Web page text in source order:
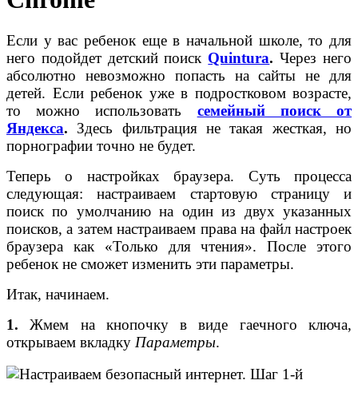
Если у вас ребенок еще в начальной школе, то для
него подойдет детский поиск Quintura. Через него
абсолютно невозможно попасть на сайты не для
детей. Если ребенок уже в подростковом возрасте,
то можно использовать семейный поиск от
Яндекса. Здесь фильтрация не такая жесткая, но
порнографии точно не будет.
Теперь о настройках браузера. Суть процесса
следующая: настраиваем стартовую страницу и
поиск по умолчанию на один из двух указанных
поисков, а затем настраиваем права на файл настроек
браузера как «Только для чтения». После этого
ребенок не сможет изменить эти параметры.
Итак, начинаем.
1. Жмем на кнопочку в виде гаечного ключа,
открываем вкладку Параметры.